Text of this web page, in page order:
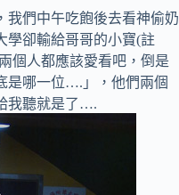
我們中午吃飽後去看神偷奶
學卻輸給哥哥的小寶(註
個人都應該愛看吧，倒是
是哪一位….」，他們兩個
我聽就是了….